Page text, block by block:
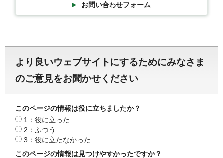
お問い合わせフォーム
より良いウェブサイトにするためにみなさま
のご意見をお聞かせください
このページの情報は役に立ちましたか？
1：役に立った
2：ふつう
3：役に立たなかった
このページの情報は見つけやすかったですか？